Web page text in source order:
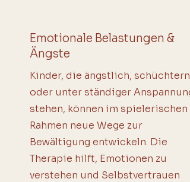
Emotionale Belastungen &
Ängste
Kinder, die ängstlich, schüchtern
oder unter ständiger Anspannung
stehen, können im spielerischen
Rahmen neue Wege zur
Bewältigung entwickeln. Die
Therapie hilft, Emotionen zu
verstehen und Selbstvertrauen